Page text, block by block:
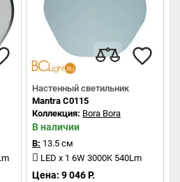
Настенный светильник
Mantra C0115
Коллекция: Bora Bora
В наличии
В: 13.5 см
LED x 1 6W 3000K 540Lm
Цена: 9 046 Р.